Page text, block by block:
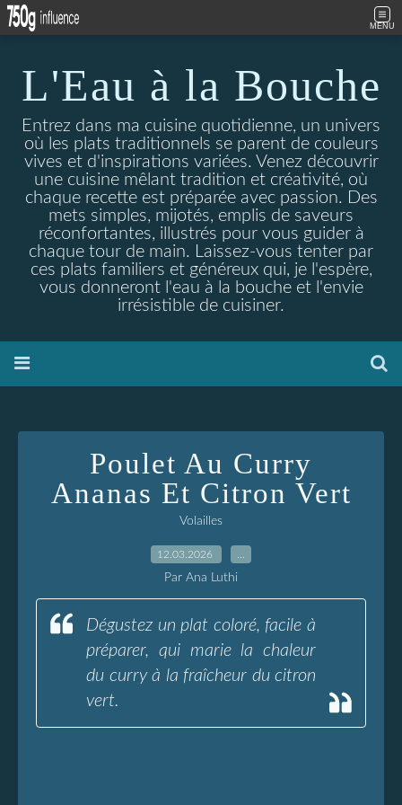
MENU
L'Eau à la Bouche
Entrez dans ma cuisine quotidienne, un univers
où les plats traditionnels se parent de couleurs
vives et d'inspirations variées. Venez découvrir
une cuisine mêlant tradition et créativité, où
chaque recette est préparée avec passion. Des
mets simples, mijotés, emplis de saveurs
réconfortantes, illustrés pour vous guider à
chaque tour de main. Laissez-vous tenter par
ces plats familiers et généreux qui, je l'espère,
vous donneront l'eau à la bouche et l'envie
irrésistible de cuisiner.
Poulet Au Curry
Ananas Et Citron Vert
Volailles
12.03.2026
Par Ana Luthi
Dégustez un plat coloré, facile à
préparer, qui marie la chaleur
du curry à la fraîcheur du citron
vert.